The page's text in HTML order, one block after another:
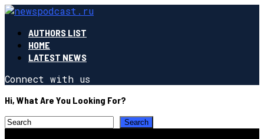
AUTHORS LIST
HOME
LATEST NEWS
Connect with us
Hi, What Are You Looking For?